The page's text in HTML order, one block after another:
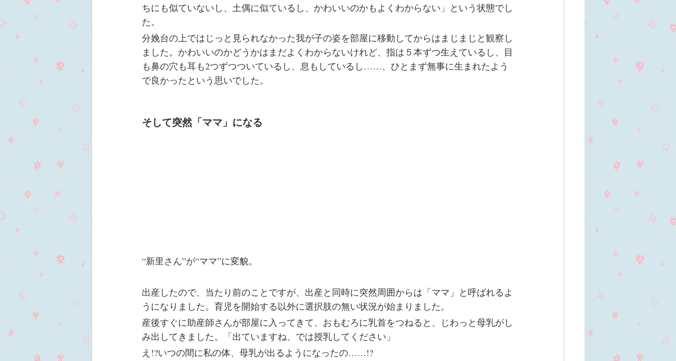
ちにも似ていないし、土偶に似ているし、かわいいのかもよくわからない」という状態でし
た。
分娩台の上ではじっと見られなかった我が子の姿を部屋に移動してからはまじまじと観察し
ました。かわいいのかどうかはまだよくわからないけれど、指は５本ずつ生えているし、目
も鼻の穴も耳も2つずつついているし、息もしているし……、ひとまず無事に生まれたよう
で良かったという思いでした。
そして突然「ママ」になる
“新里さん”が“ママ”に変貌。
出産したので、当たり前のことですが、出産と同時に突然周囲からは「ママ」と呼ばれるよ
うになりました。育児を開始する以外に選択肢の無い状況が始まりました。
産後すぐに助産師さんが部屋に入ってきて、おもむろに乳首をつねると、じわっと母乳がし
み出してきました。「出ていますね、では授乳してください」
え!?いつの間に私の体、母乳が出るようになったの……!?